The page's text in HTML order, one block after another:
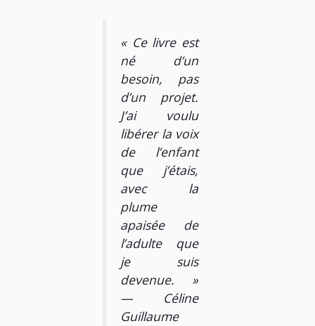
« Ce livre est
né d’un
besoin, pas
d’un projet.
J’ai voulu
libérer la voix
de l’enfant
que j’étais,
avec la
plume
apaisée de
l’adulte que
je suis
devenue. »
— Céline
Guillaume